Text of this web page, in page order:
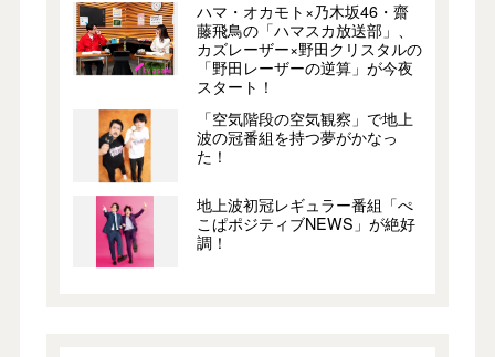
ハマ・オカモト×乃木坂46・齋
藤飛鳥の「ハマスカ放送部」、
カズレーザー×野田クリスタルの
「野田レーザーの逆算」が今夜
スタート！
「空気階段の空気観察」で地上
波の冠番組を持つ夢がかなっ
た！
地上波初冠レギュラー番組「ぺ
こぱポジティブNEWS」が絶好
調！